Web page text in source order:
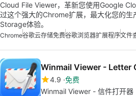
Cloud File Viewer，革新您使用Google
过这个强大的Chrome扩展，最大化您的
Storage体验。
Chrome谷歌云存储免费谷歌浏览器扩展程序文件
Winmail Viewer - Letter
4.9 免费
Winmail Viewer - 信件打开器